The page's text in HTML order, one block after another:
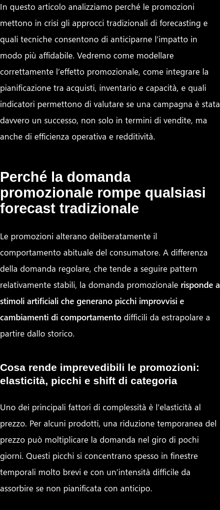
In questo articolo analizziamo perché le promozioni
mettono in crisi gli approcci tradizionali di forecasting e
quali tecniche consentono di anticiparne l’impatto in
modo più affidabile. Vedremo come modellare
correttamente l’effetto promozionale, come integrare la
pianificazione tra acquisti, inventario e capacità, e quali
indicatori permettono di valutare se una campagna è stata
davvero un successo, non solo in termini di vendite, ma
anche di efficienza operativa e redditività.
Perché la domanda
promozionale rompe qualsiasi
forecast tradizionale
Le promozioni alterano deliberatamente il
comportamento abituale del consumatore. A differenza
della domanda regolare, che tende a seguire pattern
relativamente stabili, la domanda promozionale risponde a
stimoli artificiali che generano picchi improvvisi e
cambiamenti di comportamento difficili da estrapolare a
partire dallo storico.
Cosa rende imprevedibili le promozioni:
elasticità, picchi e shift di categoria
Uno dei principali fattori di complessità è l’elasticità al
prezzo. Per alcuni prodotti, una riduzione temporanea del
prezzo può moltiplicare la domanda nel giro di pochi
giorni. Questi picchi si concentrano spesso in finestre
temporali molto brevi e con un’intensità difficile da
assorbire se non pianificata con anticipo.